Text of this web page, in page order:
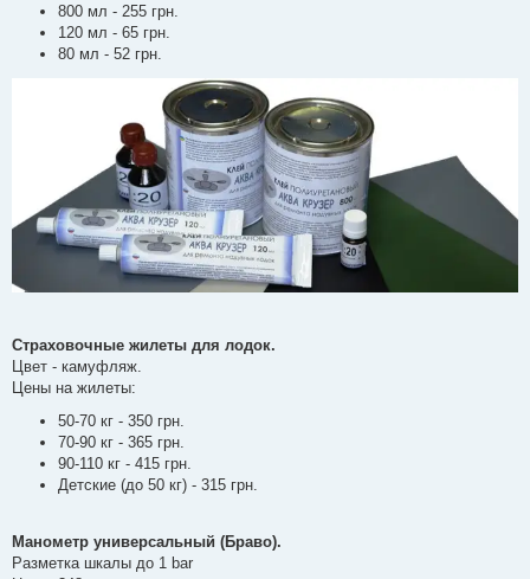
800 мл - 255 грн.
120 мл - 65 грн.
80 мл - 52 грн.
Страховочные жилеты для лодок.
Цвет - камуфляж.
Цены на жилеты:
50-70 кг - 350 грн.
70-90 кг - 365 грн.
90-110 кг - 415 грн.
Детские (до 50 кг) - 315 грн.
Манометр универсальный (Браво).
Разметка шкалы до 1 bar